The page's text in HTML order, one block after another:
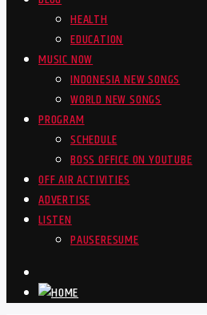
HEALTH
EDUCATION
MUSIC NOW
INDONESIA NEW SONGS
WORLD NEW SONGS
PROGRAM
SCHEDULE
BOSS OFFICE ON YOUTUBE
OFF AIR ACTIVITIES
ADVERTISE
LISTEN
PAUSERESUME